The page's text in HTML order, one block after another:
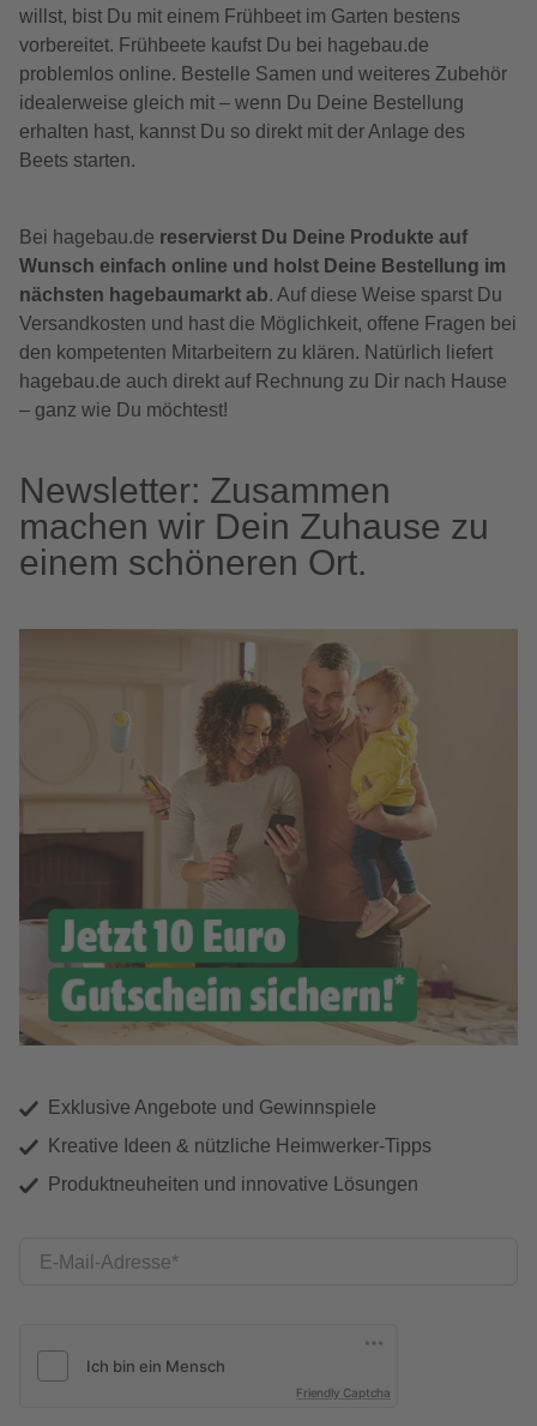
willst, bist Du mit einem Frühbeet im Garten bestens
vorbereitet. Frühbeete kaufst Du bei hagebau.de
problemlos online. Bestelle Samen und weiteres Zubehör
idealerweise gleich mit – wenn Du Deine Bestellung
erhalten hast, kannst Du so direkt mit der Anlage des
Beets starten.
Bei hagebau.de reservierst Du Deine Produkte auf
Wunsch einfach online und holst Deine Bestellung im
nächsten hagebaumarkt ab. Auf diese Weise sparst Du
Versandkosten und hast die Möglichkeit, offene Fragen bei
den kompetenten Mitarbeitern zu klären. Natürlich liefert
hagebau.de auch direkt auf Rechnung zu Dir nach Hause
– ganz wie Du möchtest!
Newsletter: Zusammen
machen wir Dein Zuhause zu
einem schöneren Ort.
Exklusive Angebote und Gewinnspiele
Kreative Ideen & nützliche Heimwerker-Tipps
Produktneuheiten und innovative Lösungen
E-Mail-Adresse
Friendly Captcha